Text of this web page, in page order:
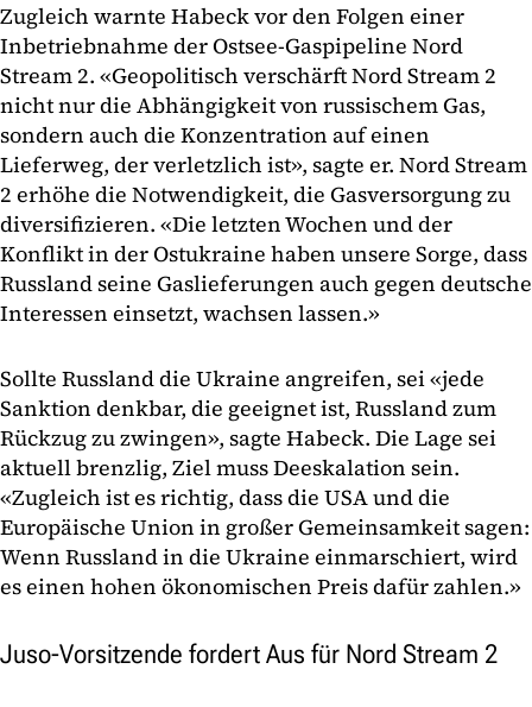
Zugleich warnte Habeck vor den Folgen einer
Inbetriebnahme der Ostsee-Gaspipeline Nord
Stream 2. «Geopolitisch verschärft Nord Stream 2
nicht nur die Abhängigkeit von russischem Gas,
sondern auch die Konzentration auf einen
Lieferweg, der verletzlich ist», sagte er. Nord Stream
2 erhöhe die Notwendigkeit, die Gasversorgung zu
diversifizieren. «Die letzten Wochen und der
Konflikt in der Ostukraine haben unsere Sorge, dass
Russland seine Gaslieferungen auch gegen deutsche
Interessen einsetzt, wachsen lassen.»
Sollte Russland die Ukraine angreifen, sei «jede
Sanktion denkbar, die geeignet ist, Russland zum
Rückzug zu zwingen», sagte Habeck. Die Lage sei
aktuell brenzlig, Ziel muss Deeskalation sein.
«Zugleich ist es richtig, dass die USA und die
Europäische Union in großer Gemeinsamkeit sagen:
Wenn Russland in die Ukraine einmarschiert, wird
es einen hohen ökonomischen Preis dafür zahlen.»
Juso-Vorsitzende fordert Aus für Nord Stream 2